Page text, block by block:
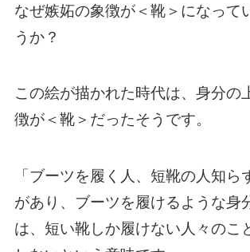
なぜ嫉妬の象徴が＜靴＞になって
うか？
この絵が描かれた時代は、身分の
徴が＜靴＞だったそうです。
「ブーツを履く人、短靴の人知ら
があり、ブーツを履けるような身
は、短い靴しか履けない人々のこ